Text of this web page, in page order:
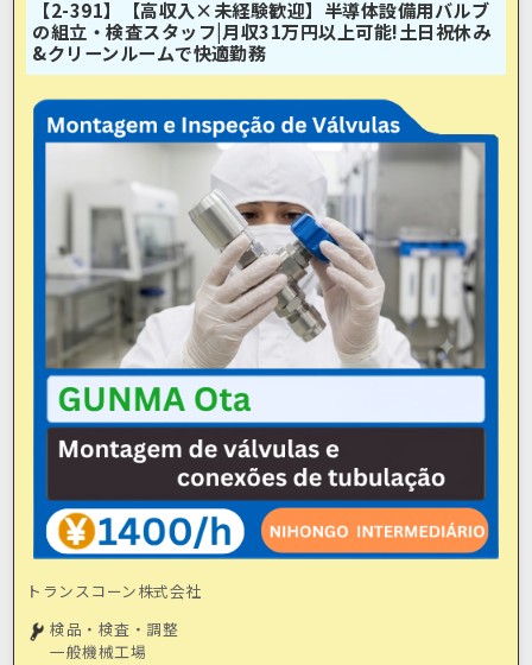
【2-391】【高収入×未経験歓迎】半導体設備用バルブ
の組立・検査スタッフ|月収31万円以上可能!土日祝休み
&クリーンルームで快適勤務
トランスコーン株式会社
検品・検査・調整
一般機械工場